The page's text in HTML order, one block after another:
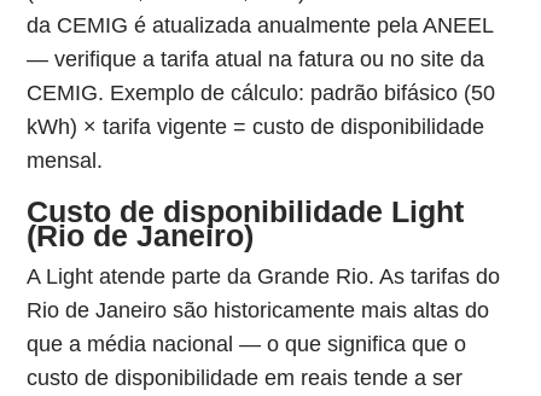
da CEMIG é atualizada anualmente pela ANEEL
— verifique a tarifa atual na fatura ou no site da
CEMIG. Exemplo de cálculo: padrão bifásico (50
kWh) × tarifa vigente = custo de disponibilidade
mensal.
Custo de disponibilidade Light
(Rio de Janeiro)
A Light atende parte da Grande Rio. As tarifas do
Rio de Janeiro são historicamente mais altas do
que a média nacional — o que significa que o
custo de disponibilidade em reais tende a ser